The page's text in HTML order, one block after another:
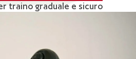
traino graduale e sicuro